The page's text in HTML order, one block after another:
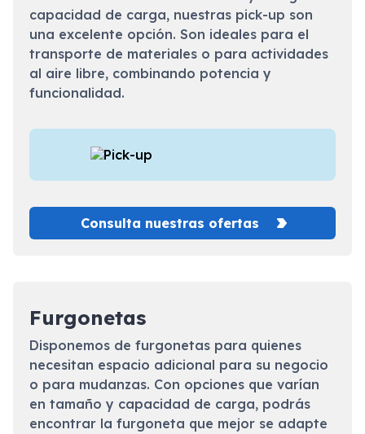
capacidad de carga, nuestras pick-up son
una excelente opción. Son ideales para el
transporte de materiales o para actividades
al aire libre, combinando potencia y
funcionalidad.
Consulta nuestras ofertas
Furgonetas
Disponemos de furgonetas para quienes
necesitan espacio adicional para su negocio
o para mudanzas. Con opciones que varían
en tamaño y capacidad de carga, podrás
encontrar la furgoneta que mejor se adapte